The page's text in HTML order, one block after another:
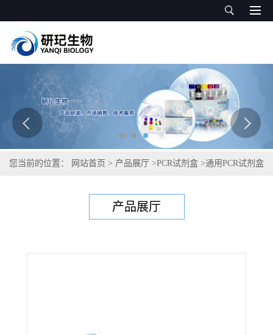
您当前的位置： 网站首页 > 产品展厅 >PCR试剂盒 >通用PCR试剂盒
产品展厅